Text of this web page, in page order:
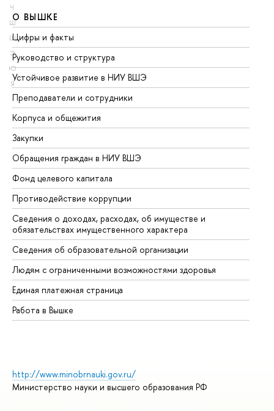
Ч
Ш
Щ
Э
Ю
Я
О ВЫШКЕ
Цифры и факты
Руководство и структура
Устойчивое развитие в НИУ ВШЭ
Преподаватели и сотрудники
Корпуса и общежития
Закупки
Обращения граждан в НИУ ВШЭ
Фонд целевого капитала
Противодействие коррупции
Сведения о доходах, расходах, об имуществе и
обязательствах имущественного характера
Сведения об образовательной организации
Людям с ограниченными возможностями здоровья
Единая платежная страница
Работа в Вышке
http://www.minobrnauki.gov.ru/
Министерство науки и высшего образования РФ